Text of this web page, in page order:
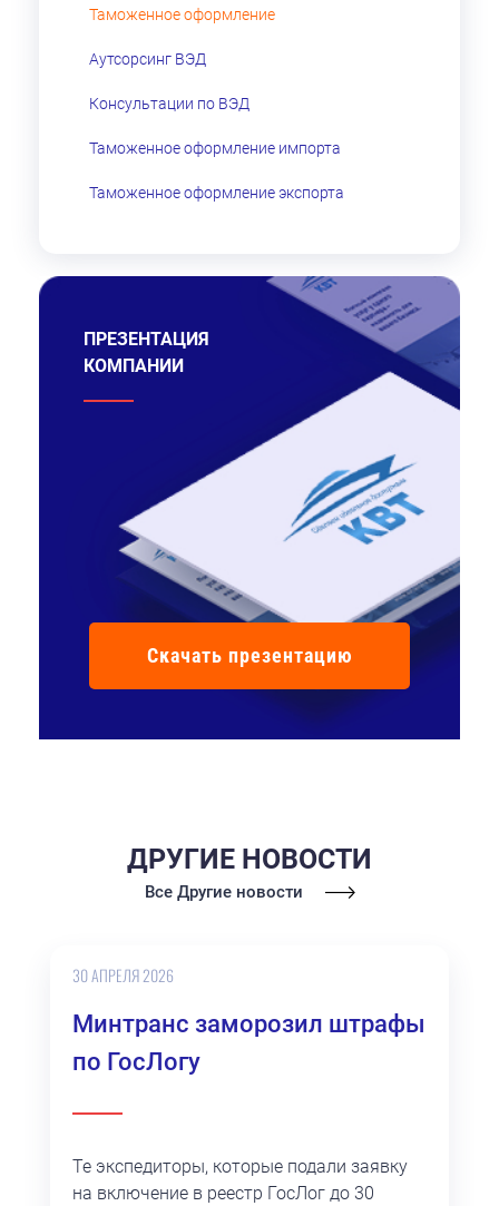
Таможенное оформление
Аутсорсинг ВЭД
Консультации по ВЭД
Таможенное оформление импорта
Таможенное оформление экспорта
ПРЕЗЕНТАЦИЯ
КОМПАНИИ
Скачать презентацию
ДРУГИЕ НОВОСТИ
Все Другие новости
30 АПРЕЛЯ 2026
Минтранс заморозил штрафы
по ГосЛогу
Те экспедиторы, которые подали заявку
на включение в реестр ГосЛог до 30